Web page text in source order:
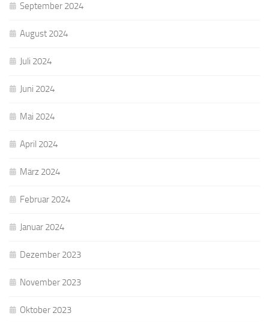
September 2024
August 2024
Juli 2024
Juni 2024
Mai 2024
April 2024
März 2024
Februar 2024
Januar 2024
Dezember 2023
November 2023
Oktober 2023